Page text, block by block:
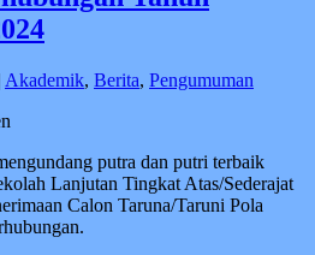
Akademik, Berita, Pengumuman
putra dan putri terbaik
Lanjutan Tingkat Atas/Sederajat
Calon Taruna/Taruni Pola